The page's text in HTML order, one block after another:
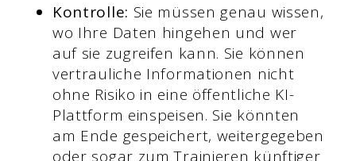
Kontrolle: Sie müssen genau wissen,
wo Ihre Daten hingehen und wer
auf sie zugreifen kann. Sie können
vertrauliche Informationen nicht
ohne Risiko in eine öffentliche KI-
Plattform einspeisen. Sie könnten
am Ende gespeichert, weitergegeben
oder sogar zum Trainieren künftiger